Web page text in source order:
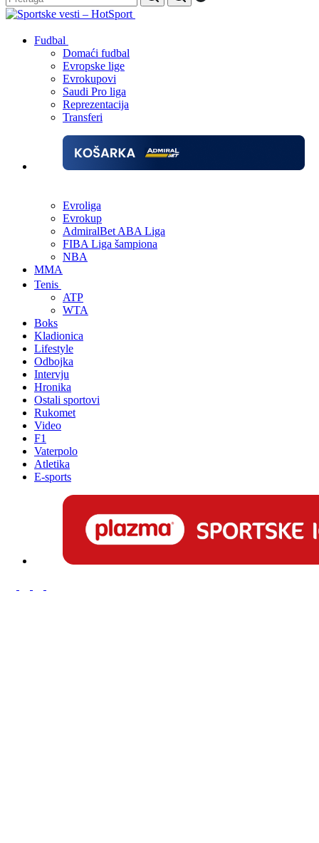
Fudbal
Domaći fudbal
Evropske lige
Evrokupovi
Saudi Pro liga
Reprezentacija
Transferi
Evroliga
Evrokup
AdmiralBet ABA Liga
FIBA Liga šampiona
NBA
MMA
Tenis
ATP
WTA
Boks
Kladionica
Lifestyle
Odbojka
Intervju
Hronika
Ostali sportovi
Rukomet
Video
F1
Vaterpolo
Atletika
E-sports